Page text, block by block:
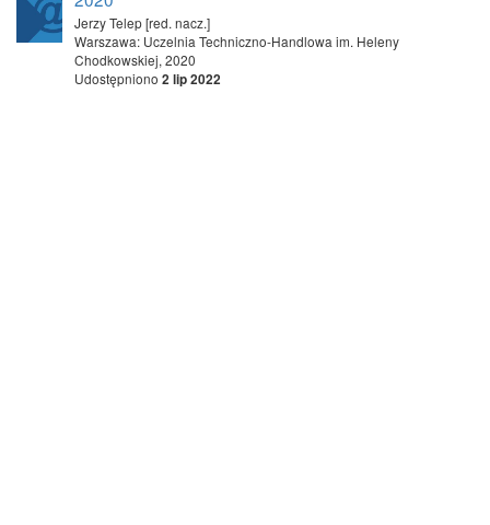
Jerzy Telep [red. nacz.]
Warszawa: Uczelnia Techniczno-Handlowa im. Heleny
Chodkowskiej, 2020
Udostępniono 2 lip 2022